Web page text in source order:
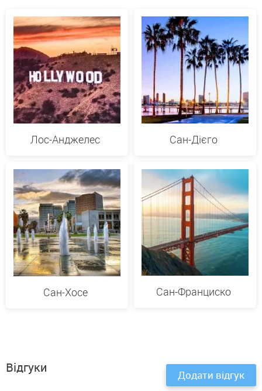
Лос-Анджелес Сан-Дієго
Сан-Хосе Сан-Франциско
Відгуки Додати відгук